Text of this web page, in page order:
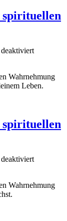
spirituellen
für
deiner
Wahrnehmung
Leben.
spirituellen
für
Wahrnehmung